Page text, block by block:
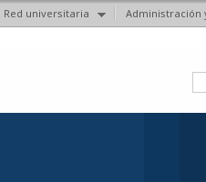
Red universitaria Administración